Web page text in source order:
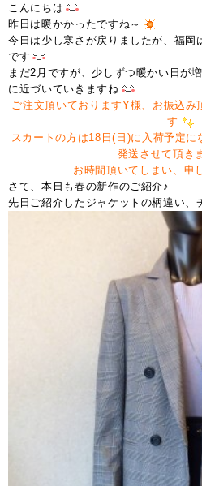
こんにちは
昨日は暖かかったですね～
今日は少し寒さが戻りましたが、福岡
です
まだ2月ですが、少しずつ暖かい日が
に近づいていきますね
ご注文頂いておりますY様、お振込み
す
スカートの方は18日(日)に入荷予定
発送させて頂き
お時間頂いてしまい、申
さて、本日も春の新作のご紹介♪
先日ご紹介したジャケットの柄違い、